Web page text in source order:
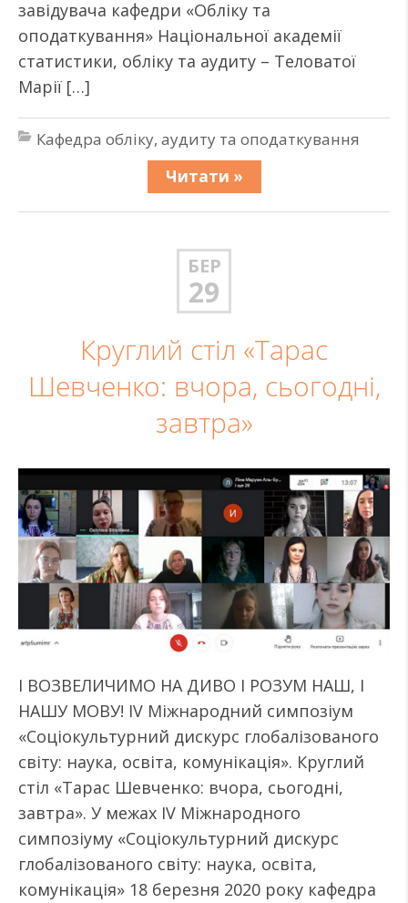
завідувача кафедри «Обліку та
оподаткування» Національної академії
статистики, обліку та аудиту – Теловатої
Марії […]
Кафедра обліку, аудиту та оподаткування
Читати »
БЕР
29
Круглий стіл «Тарас
Шевченко: вчора, сьогодні,
завтра»
І ВОЗВЕЛИЧИМО НА ДИВО І РОЗУМ НАШ, І
НАШУ МОВУ! IV Міжнародний симпозіум
«Соціокультурний дискурс глобалізованого
світу: наука, освіта, комунікація». Круглий
стіл «Тарас Шевченко: вчора, сьогодні,
завтра». У межах IV Міжнародного
симпозіуму «Соціокультурний дискурс
глобалізованого світу: наука, освіта,
комунікація» 18 березня 2020 року кафедра